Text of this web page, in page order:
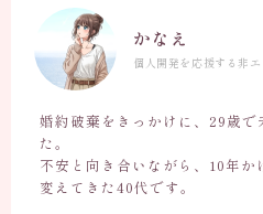
かなえ
個人開発を応援する非エ
婚約破棄をきっかけに、29歳で
た。
不安と向き合いながら、10年か
変えてきた40代です。